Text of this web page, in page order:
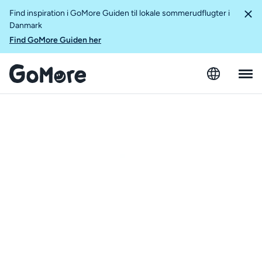
Find inspiration i GoMore Guiden til lokale sommerudflugter i
Danmark
Find GoMore Guiden her